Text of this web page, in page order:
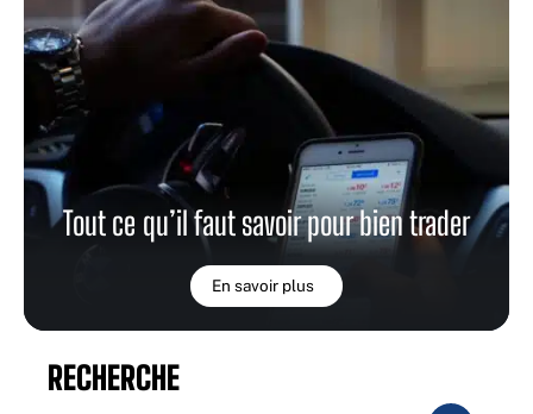
Tout ce qu’il faut savoir pour bien trader
En savoir plus
RECHERCHE